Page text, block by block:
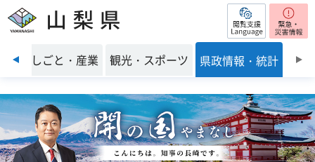
山梨県 閲覧支援
前のスライドを表示
境 しごと・産業 観光・スポーツ 県政情報・統計